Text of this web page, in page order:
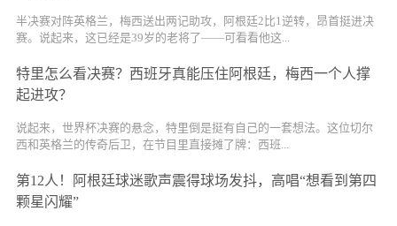
半决赛对阵英格兰，梅西送出两记助攻，阿根廷2比1逆转，昂首挺进决
赛。说起来，这已经是39岁的老将了——可看看他这...
特里怎么看决赛？西班牙真能压住阿根廷，梅西一个人撑
起进攻？
说起来，世界杯决赛的悬念，特里倒是挺有自己的一套想法。这位切尔
西和英格兰的传奇后卫，在节目里直接摊了牌：西班...
第12人！阿根廷球迷歌声震得球场发抖，高唱“想看到第四
颗星闪耀”